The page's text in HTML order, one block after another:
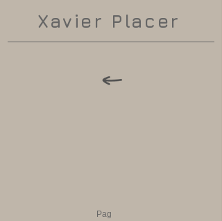
Xavier Placer
Pag